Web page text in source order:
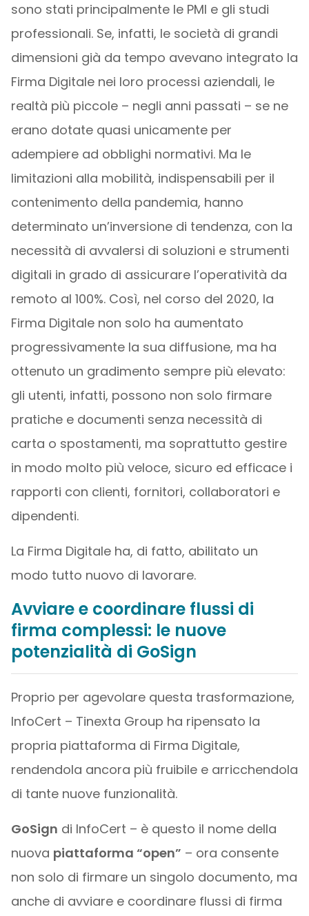
sono stati principalmente le PMI e gli studi
professionali. Se, infatti, le società di grandi
dimensioni già da tempo avevano integrato la
Firma Digitale nei loro processi aziendali, le
realtà più piccole – negli anni passati – se ne
erano dotate quasi unicamente per
adempiere ad obblighi normativi. Ma le
limitazioni alla mobilità, indispensabili per il
contenimento della pandemia, hanno
determinato un’inversione di tendenza, con la
necessità di avvalersi di soluzioni e strumenti
digitali in grado di assicurare l’operatività da
remoto al 100%. Così, nel corso del 2020, la
Firma Digitale non solo ha aumentato
progressivamente la sua diffusione, ma ha
ottenuto un gradimento sempre più elevato:
gli utenti, infatti, possono non solo firmare
pratiche e documenti senza necessità di
carta o spostamenti, ma soprattutto gestire
in modo molto più veloce, sicuro ed efficace i
rapporti con clienti, fornitori, collaboratori e
dipendenti.
La Firma Digitale ha, di fatto, abilitato un
modo tutto nuovo di lavorare.
Avviare e coordinare flussi di
firma complessi: le nuove
potenzialità di GoSign
Proprio per agevolare questa trasformazione,
InfoCert – Tinexta Group ha ripensato la
propria piattaforma di Firma Digitale,
rendendola ancora più fruibile e arricchendola
di tante nuove funzionalità.
GoSign di InfoCert – è questo il nome della
nuova piattaforma “open” – ora consente
non solo di firmare un singolo documento, ma
anche di avviare e coordinare flussi di firma